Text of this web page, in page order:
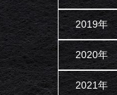
2019年
2020年
2021年